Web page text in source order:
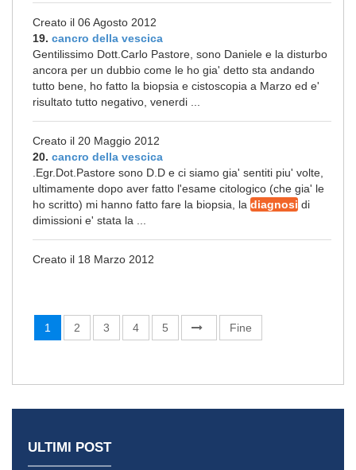
Creato il 06 Agosto 2012
19. cancro della vescica
Gentilissimo Dott.Carlo Pastore, sono Daniele e la disturbo
ancora per un dubbio come le ho gia' detto sta andando
tutto bene, ho fatto la biopsia e cistoscopia a Marzo ed e'
risultato tutto negativo, venerdi ...
Creato il 20 Maggio 2012
20. cancro della vescica
.Egr.Dot.Pastore sono D.D e ci siamo gia' sentiti piu' volte,
ultimamente dopo aver fatto l'esame citologico (che gia' le
ho scritto) mi hanno fatto fare la biopsia, la diagnosi di
dimissioni e' stata la ...
Creato il 18 Marzo 2012
1 2 3 4 5 Fine
ULTIMI POST